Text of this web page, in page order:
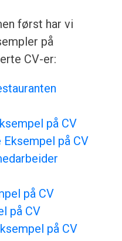
først har vi
på
CV-er:
på CV
på CV
på CV
på CV
på CV